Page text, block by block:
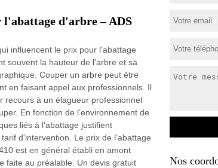
d'arbre – ADS
influencent le prix pour l'abattage
souvent la hauteur de l’arbre et sa
Couper un arbre peut être
en faisant appel aux professionnels. Il
recours à un élagueur professionnel
En fonction de l’environnement de
liés à l’abattage justifient
d'intervention. Le prix de l’abattage
est en général établi en amont
faite au préalable. Un devis gratuit
Nos